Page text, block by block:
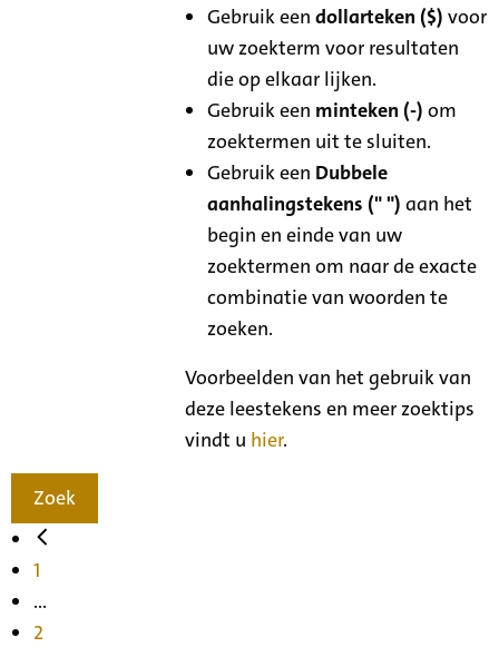
Gebruik eendollarteken ($) voor
uw zoekterm voor resultaten
die op elkaar lijken.
Gebruik een minteken (-) om
zoektermen uit te sluiten.
Gebruik een Dubbele
aanhalingstekens (" ") aan het
begin en einde van uw
zoektermen om naar de exacte
combinatie van woorden te
zoeken.
Voorbeelden van het gebruik van
deze leestekens en meer zoektips
vindt u hier.
Zoek
1
...
2